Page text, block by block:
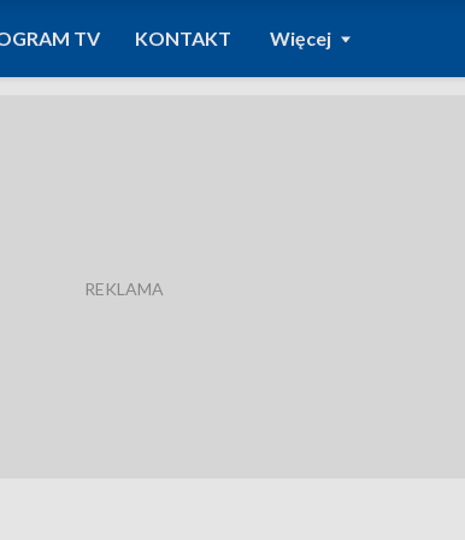
TV KONTAKT Więcej